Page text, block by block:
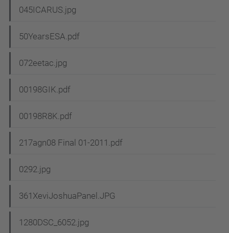
045ICARUS.jpg
50YearsESA.pdf
072eetac.jpg
00198GIK.pdf
00198R8K.pdf
217agn08 Final 01-2011.pdf
0292.jpg
361XeviJoshuaPanel.JPG
1280DSC_6052.jpg